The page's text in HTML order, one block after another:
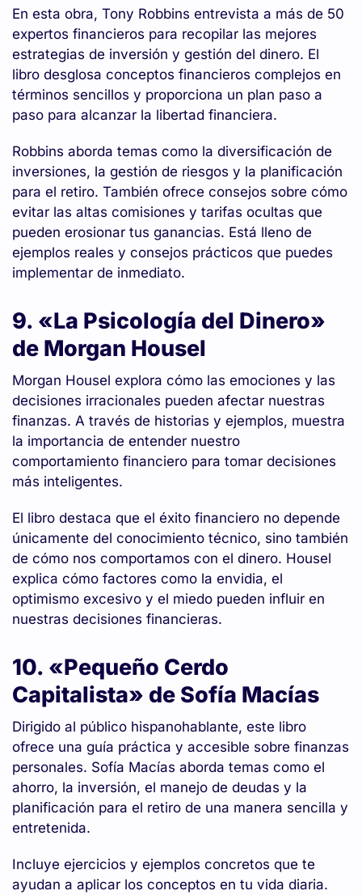
En esta obra, Tony Robbins entrevista a más de 50
expertos financieros para recopilar las mejores
estrategias de inversión y gestión del dinero. El
libro desglosa conceptos financieros complejos en
términos sencillos y proporciona un plan paso a
paso para alcanzar la libertad financiera.
Robbins aborda temas como la diversificación de
inversiones, la gestión de riesgos y la planificación
para el retiro. También ofrece consejos sobre cómo
evitar las altas comisiones y tarifas ocultas que
pueden erosionar tus ganancias. Está lleno de
ejemplos reales y consejos prácticos que puedes
implementar de inmediato.
9. «La Psicología del Dinero»
de Morgan Housel
Morgan Housel explora cómo las emociones y las
decisiones irracionales pueden afectar nuestras
finanzas. A través de historias y ejemplos, muestra
la importancia de entender nuestro
comportamiento financiero para tomar decisiones
más inteligentes.
El libro destaca que el éxito financiero no depende
únicamente del conocimiento técnico, sino también
de cómo nos comportamos con el dinero. Housel
explica cómo factores como la envidia, el
optimismo excesivo y el miedo pueden influir en
nuestras decisiones financieras.
10. «Pequeño Cerdo
Capitalista» de Sofía Macías
Dirigido al público hispanohablante, este libro
ofrece una guía práctica y accesible sobre finanzas
personales. Sofía Macías aborda temas como el
ahorro, la inversión, el manejo de deudas y la
planificación para el retiro de una manera sencilla y
entretenida.
Incluye ejercicios y ejemplos concretos que te
ayudan a aplicar los conceptos en tu vida diaria.